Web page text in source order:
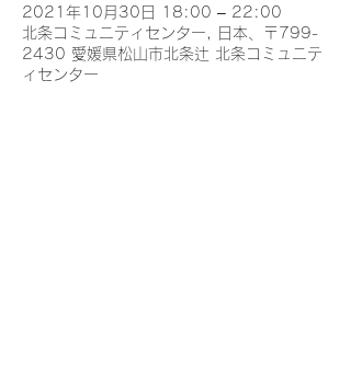
2021年10月30日 18:00 – 22:00
北条コミュニティセンター, 日本、〒799-
2430 愛媛県松山市北条辻 北条コミュニテ
ィセンター